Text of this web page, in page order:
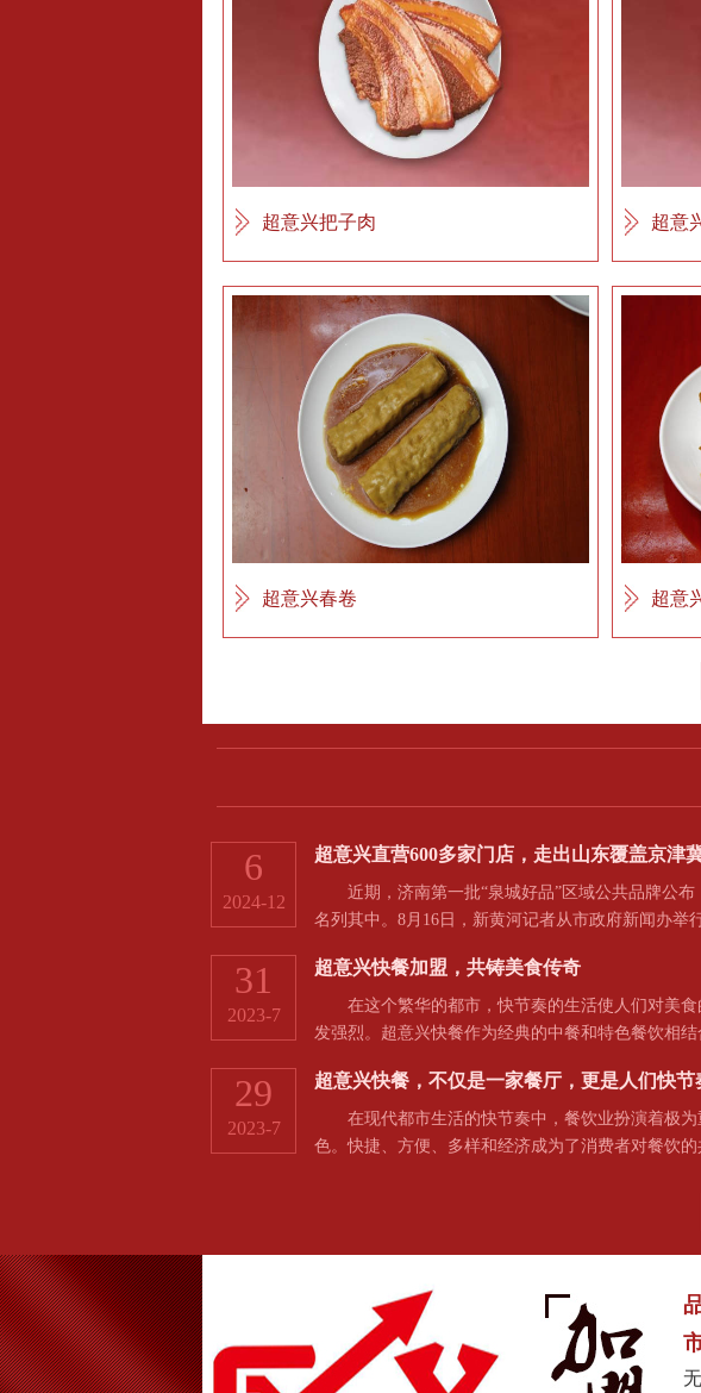
超意兴把子肉 超意
超意兴春卷 超意
6
2024-12
超意兴直营600多家门店，走出山东覆盖京津
近期，济南第一批“泉城好品”区域公共品牌公布
名列其中。8月16日，新黄河记者从市政府新闻办举
31
2023-7
超意兴快餐加盟，共铸美食传奇
在这个繁华的都市，快节奏的生活使人们对美食
发强烈。超意兴快餐作为经典的中餐和特色餐饮相
29
2023-7
超意兴快餐，不仅是一家餐厅，更是人们快
在现代都市生活的快节奏中，餐饮业扮演着极为
色。快捷、方便、多样和经济成为了消费者对餐饮